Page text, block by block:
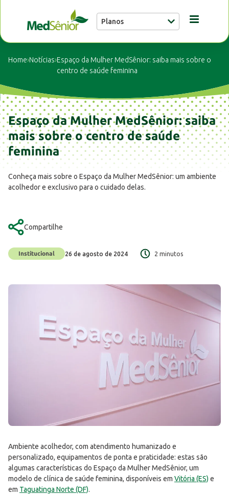
Planos
Unidades
Notícias
Home›Notícias›Espaço da Mulher MedSênior: saiba mais sobre o
centro de saúde feminina
Espaço da Mulher MedSênior: saiba
mais sobre o centro de saúde
feminina
Conheça mais sobre o Espaço da Mulher MedSênior: um ambiente
acolhedor e exclusivo para o cuidado delas.
Compartilhe
26 de agosto de 2024 2 minutos
Institucional
Ambiente acolhedor, com atendimento humanizado e
personalizado, equipamentos de ponta e praticidade: estas são
algumas características do Espaço da Mulher MedSênior, um
modelo de clínica de saúde feminina, disponíveis em Vitória (ES) e
em Taguatinga Norte (DF).